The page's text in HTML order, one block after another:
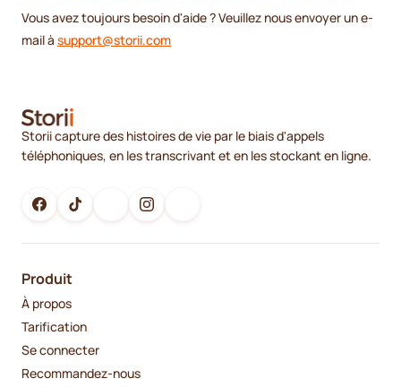
Vous avez toujours besoin d'aide ? Veuillez nous envoyer un e-
mail à support@storii.com
Storii capture des histoires de vie par le biais d'appels
téléphoniques, en les transcrivant et en les stockant en ligne.
Produit
À propos
Tarification
Se connecter
Recommandez-nous